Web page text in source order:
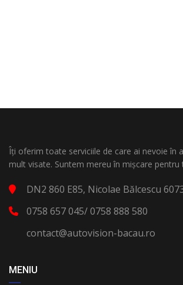
Îți oferim toate serviciile de care ai nevoie în
mult visate. Suntem mereu în mișcare pentru
DN2 860 E85, Nicolae Bălcescu
0758 657 045/ 0758 888 580
contact@autovision-bacau.ro
MENIU